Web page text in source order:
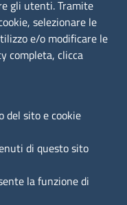
gli utenti. Tramite
selezionare le
e/o modificare le
completa, clicca
del sito e cookie
di questo sito
la funzione di